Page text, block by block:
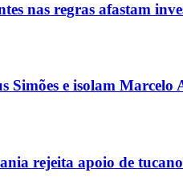
nas regras afastam
Simões e isolam Marcelo
rejeita apoio de